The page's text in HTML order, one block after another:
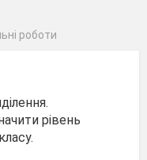
роботи
рівень